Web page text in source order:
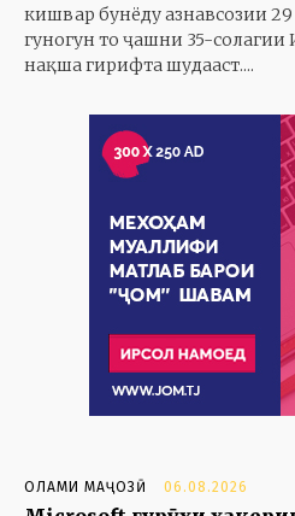
кишвар бунёду азнавсозии
гуногун то ҷашни 35-солагии
нақша гирифта шудааст....
ОЛАМИ МАҶОЗӢ 06.08.2026